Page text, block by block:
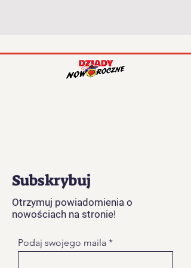
Subskrybuj
Otrzymuj powiadomienia o
nowościach na stronie!
Podaj swojego maila